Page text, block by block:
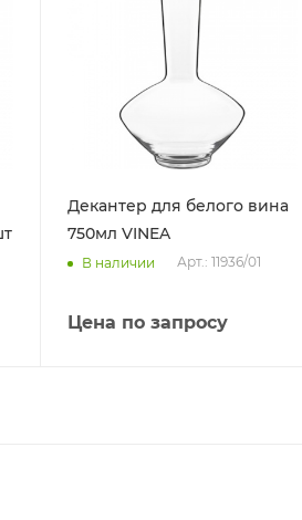
Декантер для белого вина
750мл VINEA
В наличии Арт.: 11936/01
Цена по запросу